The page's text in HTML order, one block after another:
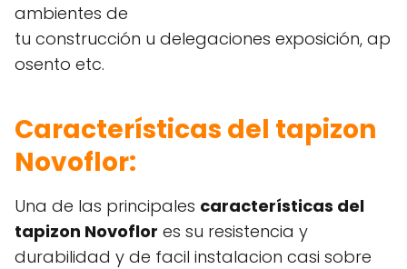
ambientes de
tu construcción u delegaciones exposición, ap
osento etc.
Características del tapizon
Novoflor:
Una de las principales características del
tapizon Novoflor es su resistencia y
durabilidad y de facil instalacion casi sobre